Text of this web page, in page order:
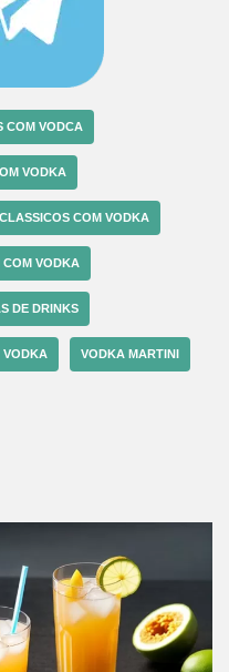
COM VODCA
VODKA
COM VODKA
COM VODKA
DE DRINKS
VODKA VODKA MARTINI